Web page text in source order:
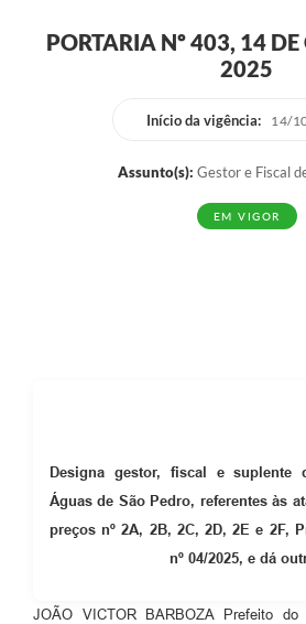
PORTARIA Nº 403, 14
2025
Início da vigência: 14/
Assunto(s): Gestor e Fiscal
EM VIGOR
Designa gestor, fiscal e suplente
Águas de São Pedro, referentes às
preços nº 2A, 2B, 2C, 2D, 2E e 2F,
nº 04/2025, e dá
JOÃO VICTOR BARBOZA Prefeito